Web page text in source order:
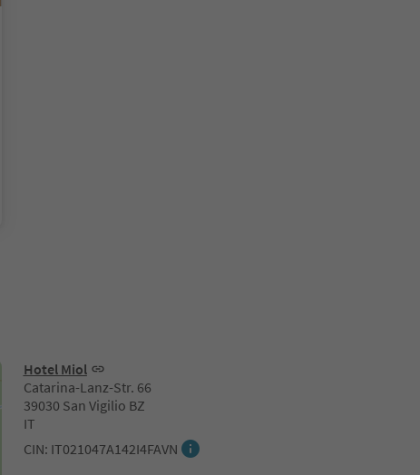
Hotel Miol
Catarina-Lanz-Str. 66
39030 San Vigilio BZ
IT
CIN: IT021047A142I4FAVN